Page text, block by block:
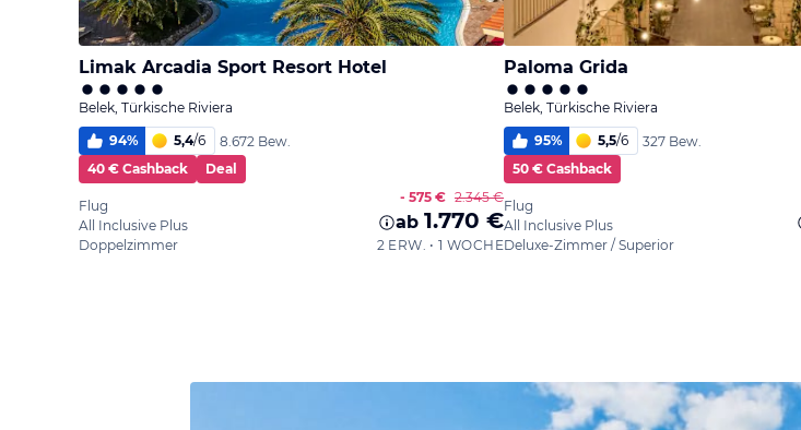
Limak Arcadia Sport Resort Hotel
Belek, Türkische Riviera
94% 5,4/6
8.672 Bew.
40 € Cashback
Deal
Flug
All Inclusive Plus
Doppelzimmer
- 575 € 2.345 €
ab 1.770 €
2 ERW. • 1 WOCHE
Paloma Grida
Belek, Türkische Riviera
95% 5,5/6
327 Bew.
50 € Cashback
Flug
All Inclusive Plus
Deluxe-Zimmer / Superior